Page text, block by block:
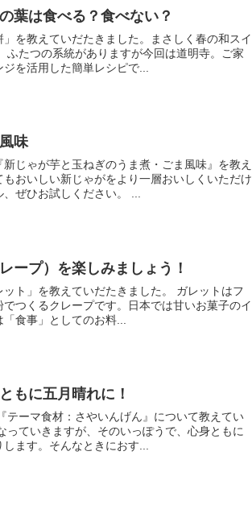
葉は食べる？食べない？
を教えていだたきました。まさしく春の和スイ
たつの系統がありますが今回は道明寺。ご家
を活用した簡単レシピで...
味
じゃが芋と玉ねぎのうま煮・ごま風味』を教え
おいしい新じゃがをより一層おいしくいただけ
ぜひお試しください。 ...
ープ）を楽しみましょう！
ト」を教えていだたきました。 ガレットはフ
つくるクレープです。日本では甘いお菓子のイ
食事」としてのお料...
もに五月晴れに！
ーマ食材：さやいんげん』について教えてい
ていきますが、そのいっぽうで、心身ともに
ます。そんなときにおす...